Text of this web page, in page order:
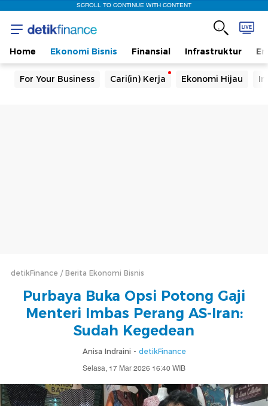
SCROLL TO CONTINUE WITH CONTENT
Home Ekonomi Bisnis Finansial Infrastruktur
For Your Business Cari(in) Kerja Ekonomi Hijau
detikFinance Berita Ekonomi Bisnis
Purbaya Buka Opsi Potong Gaji
Menteri Imbas Perang AS-Iran:
Sudah Kegedean
Anisa Indraini - detikFinance
Selasa, 17 Mar 2026 16:40 WIB